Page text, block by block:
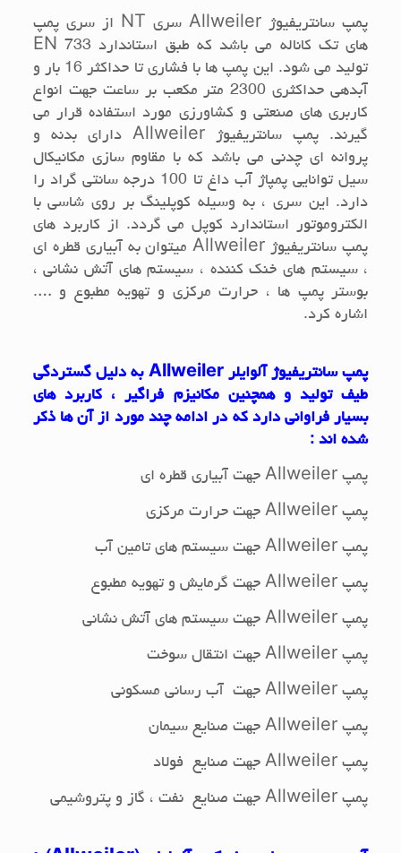
پمپ سانتریفیوژ Allweilerسری NT از سری پمپ
های تک کاناله می باشد که طبق استاندارد EN 733
تولید می شود. این پمپ ها با فشاری تا حداکثر 16 بار و
آبدهی حداکثری 2300 متر مکعب بر ساعت جهت انواع
کاربری های صنعتی و کشاورزی مورد استفاده قرار می
گیرند. پمپ سانتریفیوژ Allweilerدارای بدنه و
پروانه ای چدنی می باشد که با مقاوم سازی مکانیکال
سیل توانایی پمپاژ آب داغ تا 100 درجه سانتی گراد را
دارد. این سری ، به وسیله کوپلینگ بر روی شاسی با
الکتروموتور استاندارد کوپل می گردد. از کاربرد های
پمپ سانتریفیوژ Allweilerمیتوان به آبیاری قطره ای
، سیستم های خنک کننده ، سیستم های آتش نشانی ،
بوستر پمپ ها ، حرارت مرکزی و تهویه مطبوع و ….
اشاره کرد.
پمپ سانتریفیوژ آلوایلر Allweiler به دلیل گستردگی
طیف تولید و همچنین مکانیزم فراگیر ، کاربرد های
بسیار فراوانی دارد که در ادامه چند مورد از آن ها ذکر
شده اند :
پمپ Allweilerجهت آبیاری قطره ای
پمپ Allweilerجهت حرارت مرکزی
پمپ Allweilerجهت سیستم های تامین آب
پمپ Allweilerجهت گرمایش و تهویه مطبوع
پمپ Allweilerجهت سیستم های آتش نشانی
پمپ Allweilerجهت انتقال سوخت
پمپ Allweilerجهت آب رسانی مسکونی
پمپ Allweilerجهت صنایع سیمان
پمپ Allweilerجهت صنایع فولاد
پمپ Allweilerجهت صنایع نفت ، گاز و پتروشیمی